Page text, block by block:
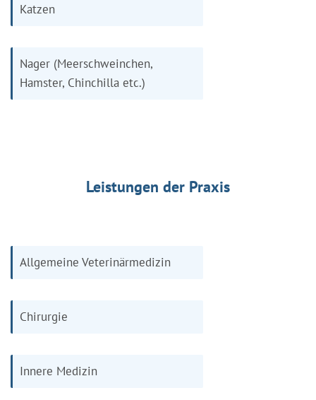
Katzen
Nager (Meerschweinchen,
Hamster, Chinchilla etc.)
Leistungen der Praxis
Allgemeine Veterinärmedizin
Chirurgie
Innere Medizin